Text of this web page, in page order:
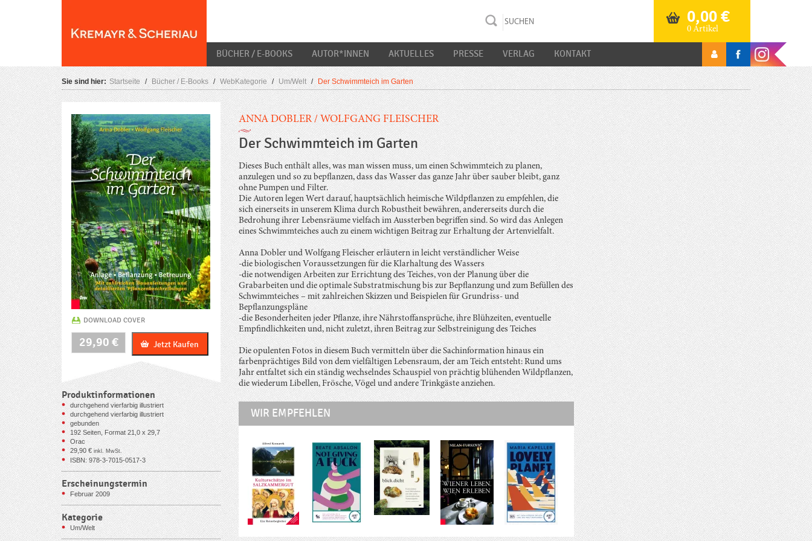
0,00€
0 Artikel
BÜCHER / E-BOOKS AUTOR*INNEN AKTUELLES PRESSE VERLAG KONTAKT
Sie sind hier: Startseite / Bücher / E-Books / WebKategorie / Um/Welt / Der Schwimmteich im Garten
ANNA DOBLER/WOLFGANG FLEISCHER
Der Schwimmteich im Garten
Dieses Buch enthält alles, was man wissen muss, um einen Schwimmteich zu planen,
anzulegen und so zu bepflanzen, dass das Wasser das ganze Jahr über sauber bleibt, ganz
ohne Pumpen und Filter.
Die Autoren legen Wert darauf, hauptsächlich heimische Wildpflanzen zu empfehlen, die
sich einerseits in unserem Klima durch Robustheit bewähren, andererseits durch die
Bedrohung ihrer Lebensräume vielfach im Aussterben begriffen sind. So wird das Anlegen
eines Schwimmteiches auch zu einem wichtigen Beitrag zur Erhaltung der Artenvielfalt.
Anna Dobler und Wolfgang Fleischer erläutern in leicht verständlicher Weise
-die biologischen Voraussetzungen für die Klarhaltung des Wassers
-die notwendigen Arbeiten zur Errichtung des Teiches, von der Planung über die
Grabarbeiten und die optimale Substratmischung bis zur Bepflanzung und zum Befüllen des
Schwimmteiches – mit zahlreichen Skizzen und Beispielen für Grundriss- und
Bepflanzungspläne
-die Besonderheiten jeder Pflanze, ihre Nährstoffansprüche, ihre Blühzeiten, eventuelle
Empfindlichkeiten und, nicht zuletzt, ihren Beitrag zur Selbstreinigung des Teiches
Die opulenten Fotos in diesem Buch vermitteln über die Sachinformation hinaus ein
farbenprächtiges Bild von dem vielfältigen Lebensraum, der am Teich entsteht: Rund ums
Jahr entfaltet sich ein ständig wechselndes Schauspiel von prächtig blühenden Wildpflanzen,
die wiederum Libellen, Frösche, Vögel und andere Trinkgäste anziehen.
WIR EMPFEHLEN
DOWNLOAD COVER
29,90 €
Schwimmteich
im
Garten
Menge
Jetzt Kaufen
Produktinformationen
durchgehend vierfarbig illustriert
durchgehend vierfarbig illustriert
gebunden
192Seiten, Format 21,0 x 29,7
Orac
29,90€ inkl. MwSt.
ISBN: 978-3-7015-0517-3
Erscheinungstermin
Februar 2009
Kategorie
Um/Welt